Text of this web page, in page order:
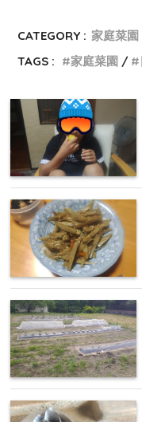
CATEGORY : 家庭菜園
TAGS :
家庭菜園